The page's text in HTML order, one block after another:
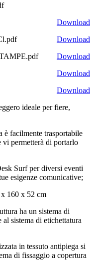
Download
Download
Download
Download
Download
ideale per fiere,
è facilmente trasportabile
vi permetterà di portarlo
Surf per diversi eventi
esigenze comunicative;
160 x 52 cm
ha un sistema di
sistema di etichettatura
in tessuto antipiega si
di fissaggio a copertura